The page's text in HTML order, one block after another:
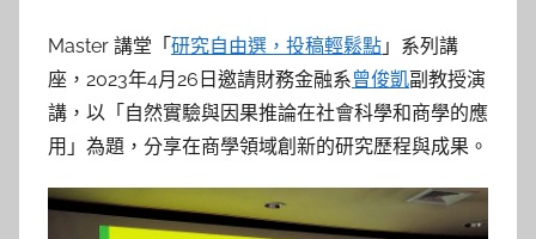
學
圖
書
館
Master 講堂「研究自由選，投稿輕鬆點 」系列講
座，2023年4月26日邀請財務金融系曾俊凱副教授演
講，以「自然實驗與因果推論在社會科學和商學的應
用」為題，分享在商學領域創新的研究歷程與成果。